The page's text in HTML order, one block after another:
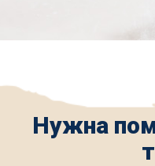
Нужна